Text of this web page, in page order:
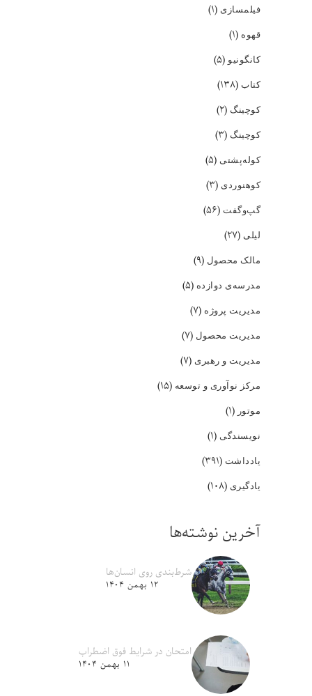
فیلمسازی (۱)
قهوه (۱)
کانگونیو(۵)
کتاب (۱۳۸)
کوچینگ (۲)
کوچینگ (۳)
کوله‌پشتی (۵)
کوهنوردی (۳)
گپ‌و‌گفت (۵۶)
لیلی (۲۷)
مالک محصول (۹)
مدرسه‌ی دوازده (۵)
مدیریت پروژه (۷)
مدیریت محصول (۷)
مدیریت و رهبری (۷)
مرکز نوآوری و توسعه (۱۵)
موتور (۱)
نویسندگی (۱)
یادداشت (۳۹۱)
یادگیری (۱۰۸)
آخرین نوشته‌ها
شرط‌بندی روی انسان‌ها
۱۲ بهمن ۱۴۰۴
امتحان در شرایط فوق اضطراب
۱۱ بهمن ۱۴۰۴